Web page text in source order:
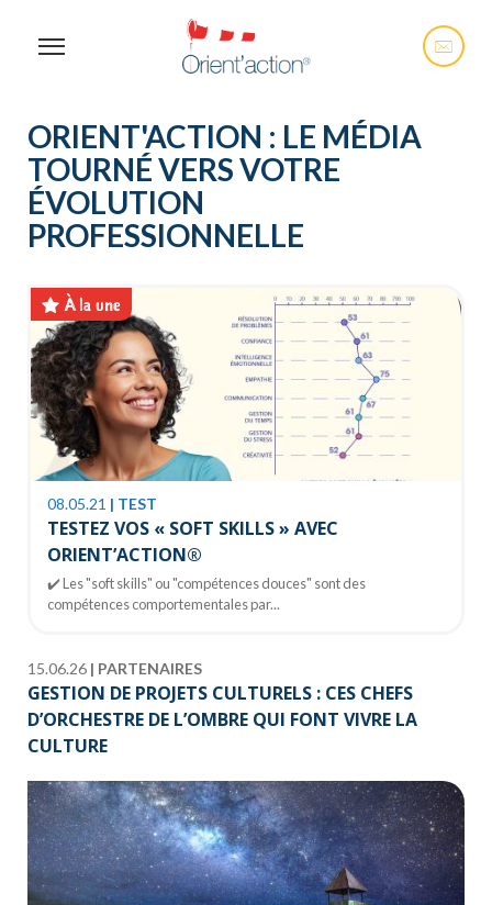
ORIENT'ACTION : LE MÉDIA
TOURNÉ VERS VOTRE
ÉVOLUTION
PROFESSIONNELLE
À la une
08.05.21 | TEST
TESTEZ VOS « SOFT SKILLS » AVEC
ORIENT’ACTION®
✔️ Les "soft skills" ou "compétences douces" sont des
compétences comportementales par...
15.06.26 | PARTENAIRES
GESTION DE PROJETS CULTURELS : CES CHEFS
D’ORCHESTRE DE L’OMBRE QUI FONT VIVRE LA
CULTURE